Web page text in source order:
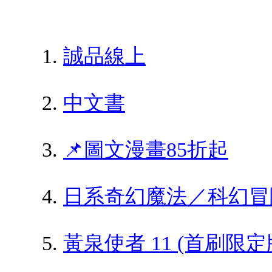
誠品線上
中文書
📌圖文漫畫85折起
日系奇幻魔法／科幻
黃泉使者 11 (首刷限定